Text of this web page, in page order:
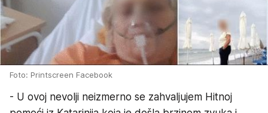
Foto: Printscreen Facebook
- U ovoj nevolji neizmerno se zahvaljujem Hitnoj